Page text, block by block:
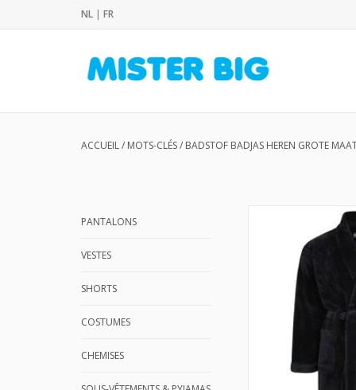
NL | FR
ACCUEIL/ MOTS-CLÉS/ BADSTOF BADJAS HEREN GROTE
PANTALONS
VESTES
SHORTS
COSTUMES
CHEMISES